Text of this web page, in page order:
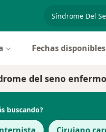
especialidad,
Fechas disponibles
del seno
buscando?